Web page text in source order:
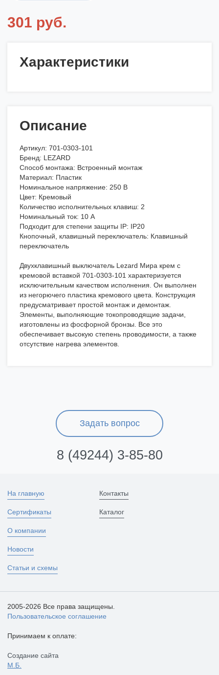
301 руб.
Характеристики
Описание
Артикул: 701-0303-101
Бренд: LEZARD
Способ монтажа: Встроенный монтаж
Материал: Пластик
Номинальное напряжение: 250 В
Цвет: Кремовый
Количество исполнительных клавиш: 2
Номинальный ток: 10 А
Подходит для степени защиты IP: IP20
Кнопочный, клавишный переключатель: Клавишный
переключатель
Двухклавишный выключатель Lezard Мира крем с
кремовой вставкой 701-0303-101 характеризуется
исключительным качеством исполнения. Он выполнен
из негорючего пластика кремового цвета. Конструкция
предусматривает простой монтаж и демонтаж.
Элементы, выполняющие токопроводящие задачи,
изготовлены из фосфорной бронзы. Все это
обеспечивает высокую степень проводимости, а также
отсутствие нагрева элементов.
Задать вопрос
8 (49244) 3-85-80
На главную
Сертификаты
О компании
Новости
Статьи и схемы
Контакты
Каталог
2005-2026 Все права защищены.
Пользовательское соглашение
Принимаем к оплате:
Создание сайта
М.Б.